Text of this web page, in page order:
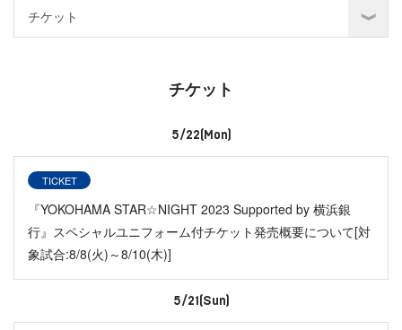
チケット
5/22(Mon)
TICKET
『YOKOHAMA STAR☆NIGHT 2023 Supported by 横浜銀
行』スペシャルユニフォーム付チケット発売概要について[対
象試合:8/8(火)～8/10(木)]
5/21(Sun)